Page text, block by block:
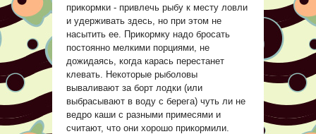
прикормки - привлечь рыбу к месту ловли
и удерживать здесь, но при этом не
насытить ее. Прикормку надо бросать
постоянно мелкими порциями, не
дожидаясь, когда карась перестанет
клевать. Некоторые рыболовы
вываливают за борт лодки (или
выбрасывают в воду с берега) чуть ли не
ведро каши с разными примесями и
считают, что они хорошо прикормили.